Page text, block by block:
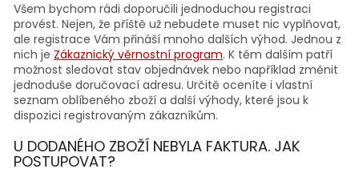
Všem bychom rádi doporučili jednoduchou registraci
provést. Nejen, že příště už nebudete muset nic vyplňovat,
ale registrace Vám přináší mnoho dalších výhod. Jednou z
nich je Zákaznický věrnostní program. K těm dalším patří
možnost sledovat stav objednávek nebo například změnit
jednoduše doručovací adresu. Určitě oceníte i vlastní
seznam oblíbeného zboží a další výhody, které jsou k
dispozici registrovaným zákazníkům.
U DODANÉHO ZBOŽÍ NEBYLA FAKTURA. JAK
POSTUPOVAT?